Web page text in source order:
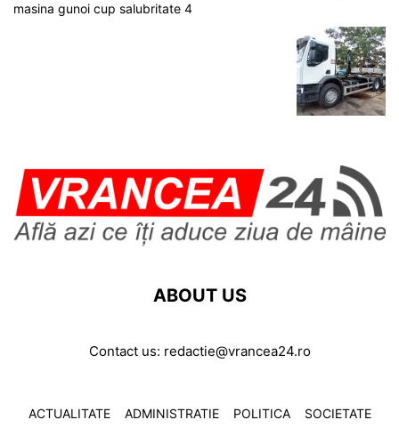
masina gunoi cup salubritate 4
ABOUT US
Contact us: redactie@vrancea24.ro
ACTUALITATE ADMINISTRATIE POLITICA SOCIETATE